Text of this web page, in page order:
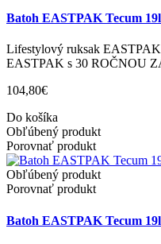
Batoh EASTPAK Tecum
Lifestylový ruksak
EASTPAK s 30 ROČNOU
104,80€
Do košíka
Obľúbený produkt
Porovnať produkt
Obľúbený produkt
Porovnať produkt
Batoh EASTPAK Tecum